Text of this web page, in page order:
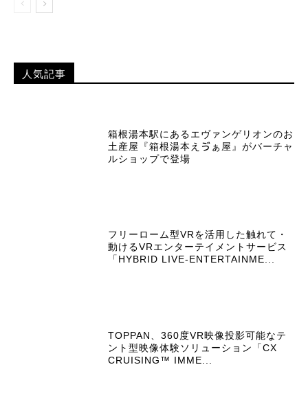
人気記事
箱根湯本駅にあるエヴァンゲリオンのお
土産屋『箱根湯本えゔぁ屋』がバーチャ
ルショップで登場
フリーローム型VRを活用した触れて・
動けるVRエンターテイメントサービス
「HYBRID LIVE-ENTERTAINME...
TOPPAN、360度VR映像投影可能なテ
ント型映像体験ソリューション「CX
CRUISING™ IMME...